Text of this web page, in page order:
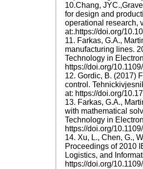
10.Chang,
for design and
operational research,
at:.https://doi.org/
11. Farkas, G.A.,
manufacturing lines.
Technology in
https://doi.org/
12. Gordic, B. (2017)
control.
at: https://doi.org/
13. Farkas, G.A.,
with mathematical
Technology in
https://doi.org/
14. Xu, L., Chen, G.,
Proceedings of 2010
Logistics, and
https://doi.org/